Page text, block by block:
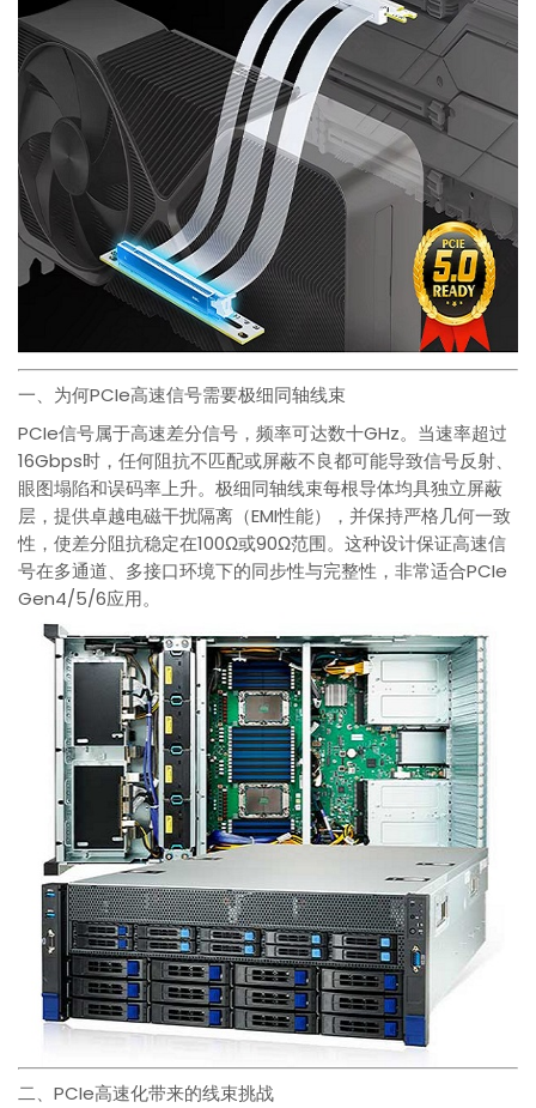
一、为何PCIe高速信号需要极细同轴线束
PCIe信号属于高速差分信号，频率可达数十GHz。当速率超过
16Gbps时，任何阻抗不匹配或屏蔽不良都可能导致信号反射、
眼图塌陷和误码率上升。极细同轴线束每根导体均具独立屏蔽
层，提供卓越电磁干扰隔离（EMI性能），并保持严格几何一致
性，使差分阻抗稳定在100Ω或90Ω范围。这种设计保证高速信
号在多通道、多接口环境下的同步性与完整性，非常适合PCIe
Gen4/5/6应用。
二、PCIe高速化带来的线束挑战